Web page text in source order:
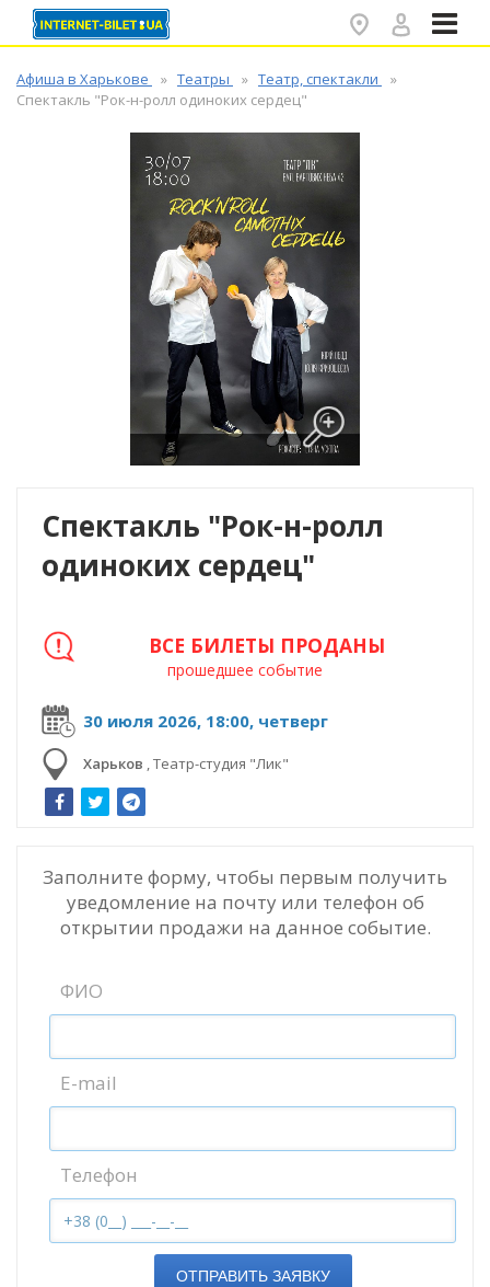
Афиша в Харькове Театры
Театр, спектакли
Спектакль "Рок-н-ролл одиноких сердец"
Спектакль "Рок-н-ролл
одиноких сердец"
30 июля 2026, 18:00, четверг
Харьков ,Театр-студия "Лик"
ВСЕ БИЛЕТЫ ПРОДАНЫ
прошедшее событие
Заполните форму, чтобы первым получить
уведомление на почту или телефон об
открытии продажи на данное событие.
ФИО
E-mail
Телефон
ОТПРАВИТЬ ЗАЯВКУ